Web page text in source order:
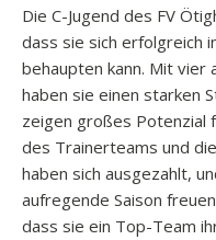
Die C-Jugend des FV
dass sie sich erfolgreich
behaupten kann. Mit vier
haben sie einen starken
zeigen großes Potenzial
des Trainerteams und
haben sich ausgezahlt,
aufregende Saison
dass sie ein Top-Team